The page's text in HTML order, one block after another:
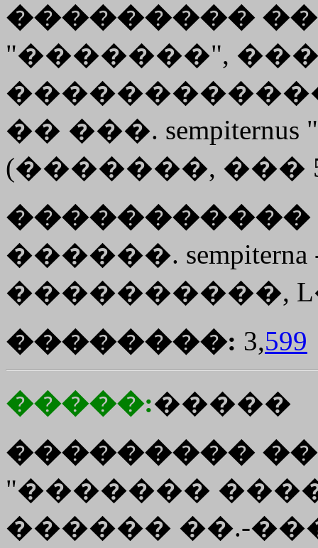
���������
"�������",
�� ���.
(�������, ���
�����������
������.
����������, L�,
��������: 3,599
�����:�����
���������
"�������
������ ��.-